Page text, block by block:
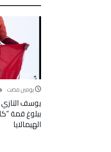
‫‫‫‏‫يومين مضت‬
يوسف التازي
الهيمالايا